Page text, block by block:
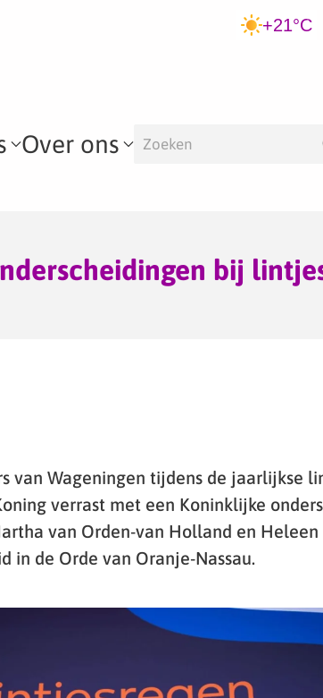
+21°C
Over ons
bij
van Wageningen tijdens de jaarlijkse
verrast met een Koninklijke
van Orden-van Holland en Heleen
in de Orde van Oranje-Nassau.